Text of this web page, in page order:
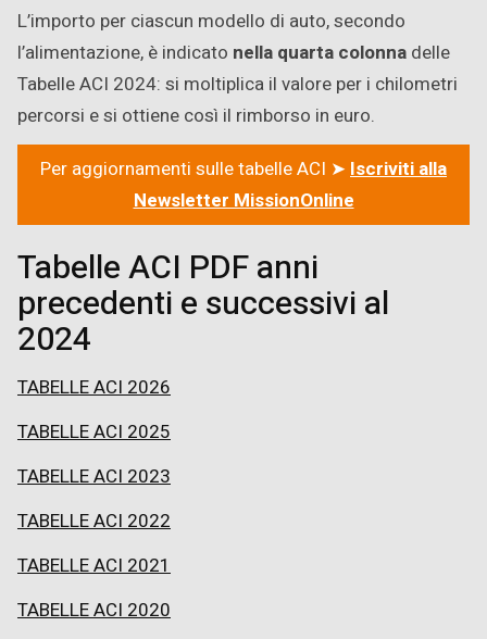
L’importo per ciascun modello di auto, secondo
l’alimentazione, è indicato nella quarta colonna delle
Tabelle ACI 2024: si moltiplica il valore per i chilometri
percorsi e si ottiene così il rimborso in euro.
Per aggiornamenti sulle tabelle ACI ➤ Iscriviti alla
Newsletter MissionOnline
Tabelle ACI PDF anni
precedenti e successivi al
2024
TABELLE ACI 2026
TABELLE ACI 2025
TABELLE ACI 2023
TABELLE ACI 2022
TABELLE ACI 2021
TABELLE ACI 2020